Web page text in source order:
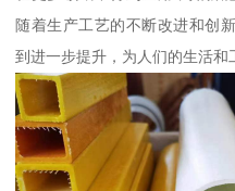
随着生产工艺的不断改进和创
到进一步提升，为人们的生活和